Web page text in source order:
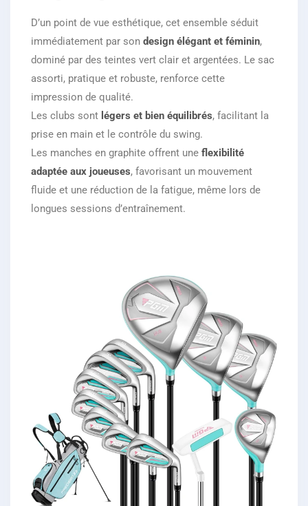
D’un point de vue esthétique, cet ensemble séduit
immédiatement par son design élégant et féminin,
dominé par des teintes vert clair et argentées. Le sac
assorti, pratique et robuste, renforce cette
impression de qualité.
Les clubs sont légers et bien équilibrés, facilitant la
prise en main et le contrôle du swing.
Les manches en graphite offrent une flexibilité
adaptée aux joueuses, favorisant un mouvement
fluide et une réduction de la fatigue, même lors de
longues sessions d’entraînement.